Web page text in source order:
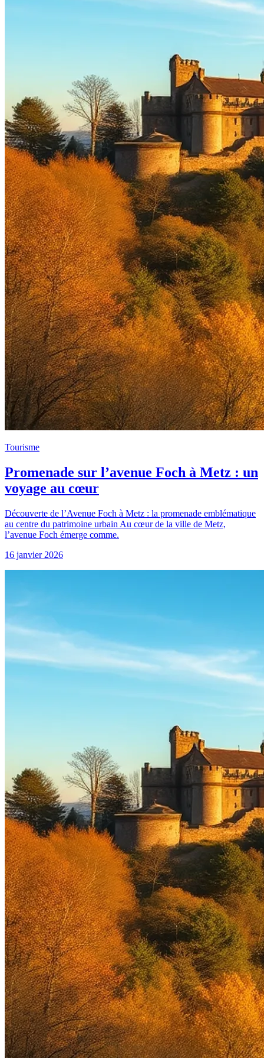
Tourisme
Promenade sur l’avenue Foch à Metz : un
voyage au cœur
Découverte de l’Avenue Foch à Metz : la promenade emblématique
au centre du patrimoine urbain Au cœur de la ville de Metz,
l’avenue Foch émerge comme.
16 janvier 2026